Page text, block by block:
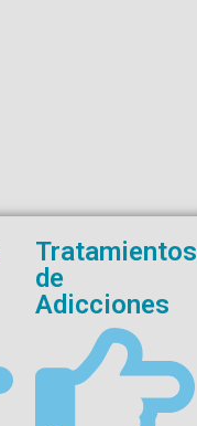
Tratamientos
de
Adicciones